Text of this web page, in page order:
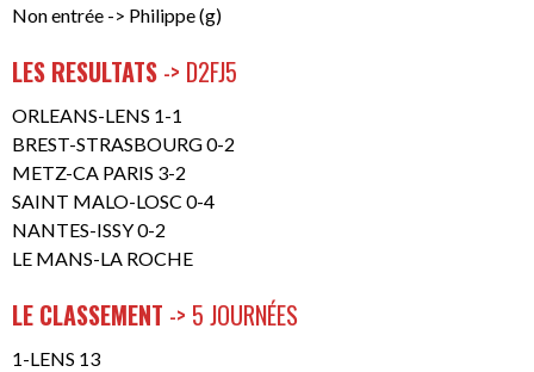
Non entrée -> Philippe (g)
LES RESULTATS -> D2FJ5
ORLEANS-LENS 1-1
BREST-STRASBOURG 0-2
METZ-CA PARIS 3-2
SAINT MALO-LOSC 0-4
NANTES-ISSY 0-2
LE MANS-LA ROCHE
LE CLASSEMENT -> 5 JOURNÉES
1-LENS 13